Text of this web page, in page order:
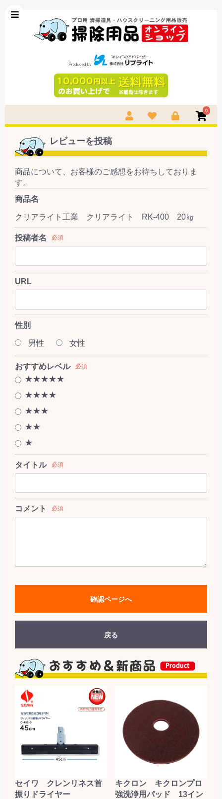
0
レビューを投稿
商品について、お客様のご感想をお待ちしておりま
す。
商品名
クリアライト工業 クリアライト RK-400 20㎏
投稿者名 必須
URL
性別
男性 女性
おすすめレベル 必須
★★★★★
★★★★
★★★
★★
★
タイトル 必須
コメント 必須
確認ページへ
戻る
セイワ クレンリネス首
振りドライヤー
キクロン キクロンプロ
強洗浄用パッド 13イン